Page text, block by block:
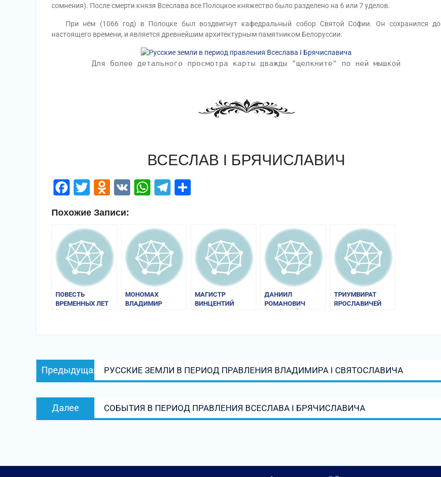
сомнения). После смерти князя Всеслава все Полоцкое княжество было разделено на 6 или 7 уделов.
При нём (1066 год) в Полоцке был воздвигнут кафедральный собор Святой Софии. Он сохранился до
настоящего времени, и является древнейшим архитектурным памятником Белоруссии.
Для более детального просмотра карты дважды "щелкните" по ней мышкой
ВСЕСЛАВ I БРЯЧИСЛАВИЧ
Facebook
Twitter
Odnoklassniki
VK WhatsApp
Telegram
Похожие Записи:
ПОВЕСТЬ
ВРЕМЕННЫХ ЛЕТ
МОНОМАХ
ВЛАДИМИР
МАГИСТР
ВИНЦЕНТИЙ
ДАНИИЛ
РОМАНОВИЧ
ТРИУМВИРАТ
ЯРОСЛАВИЧЕЙ
Навигация
по
Предыдущая
запись:
РУССКИЕ ЗЕМЛИ В ПЕРИОД ПРАВЛЕНИЯ ВЛАДИМИРА I СВЯТОСЛАВИЧА
Далее
запись:
СОБЫТИЯ В ПЕРИОД ПРАВЛЕНИЯ ВСЕСЛАВА I БРЯЧИСЛАВИЧА